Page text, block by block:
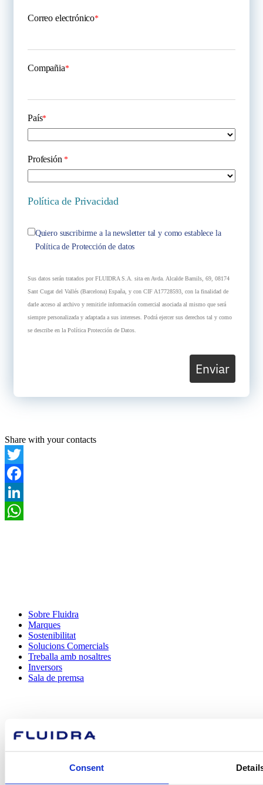
Consent
Correo electrónico*
Compañia*
País*
Profesión*
Política de Privacidad
Quiero suscribirme a la newsletter tal y como establece la
Política de Protección de datos
Sus datos serán tratados por FLUIDRA S.A. sita en Avda. Alcalde Barnils, 69, 08174
Sant Cugat del Vallés (Barcelona) España, y con CIF A17728593, con la finalidad de
darle acceso al archivo y remitirle información comercial asociada al mismo que será
siempre personalizada y adaptada a sus intereses. Podrá ejercer sus derechos tal y como
se describe en la Política Protección de Datos.
Enviar
Share with your contacts
Twitter
Facebook
LinkedIn
Sobre Fluidra
Marques
Sostenibilitat
Solucions Comercials
Treballa amb nosaltres
Inversors
Sala de premsa
Com podem
ajudar-te?